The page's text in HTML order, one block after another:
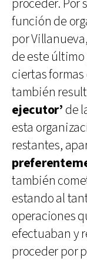
proceder. Por
función de
por
de este
ciertas
también
ejecutor’ de
esta
restantes,
también
estando al
operaciones
efectuaban y
proceder por